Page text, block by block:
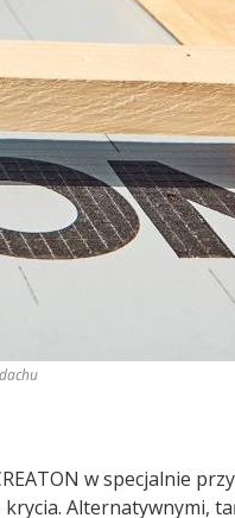
w specjalnie
Alternatywnymi,